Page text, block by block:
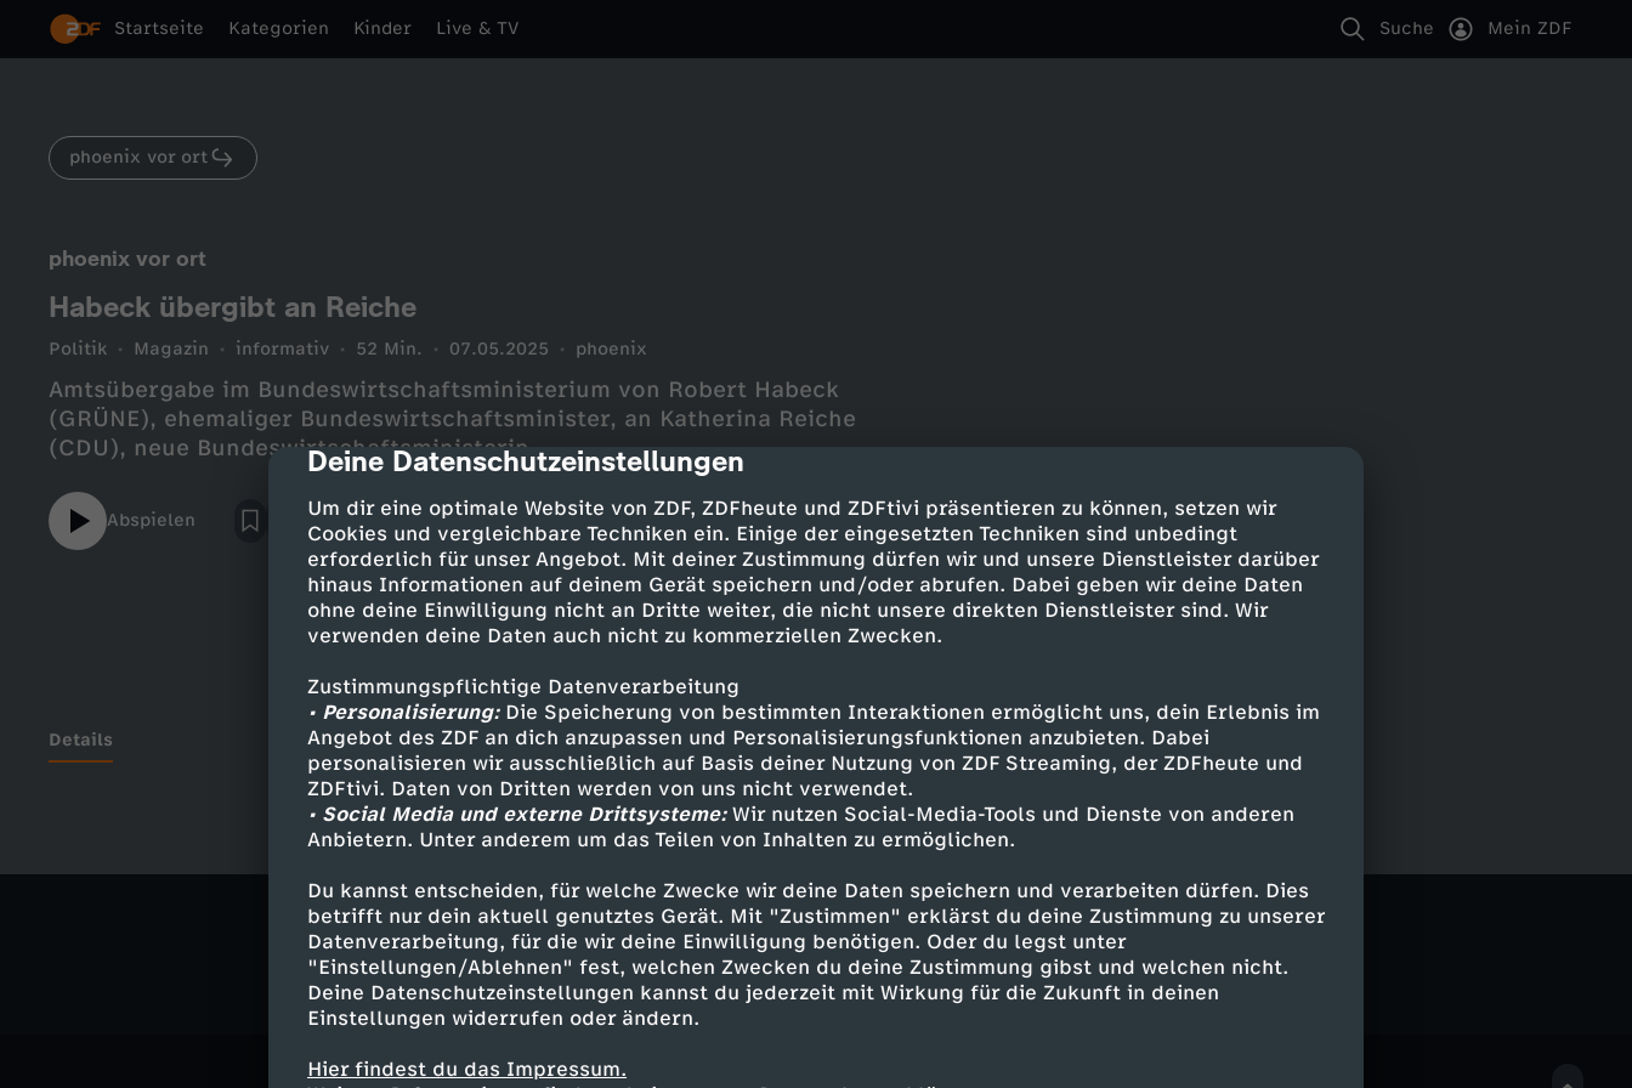
cmp-dialog-description
Deine Datenschutzeinstellungen
Um dir eine optimale Website von ZDF, ZDFheute und ZDFtivi präsentieren zu können, setzen wir
Cookies und vergleichbare Techniken ein. Einige der eingesetzten Techniken sind unbedingt
erforderlich für unser Angebot. Mit deiner Zustimmung dürfen wir und unsere Dienstleister darüber
hinaus Informationen auf deinem Gerät speichern und/oder abrufen. Dabei geben wir deine Daten
ohne deine Einwilligung nicht an Dritte weiter, die nicht unsere direkten Dienstleister sind. Wir
verwenden deine Daten auch nicht zu kommerziellen Zwecken.
Zustimmungspflichtige Datenverarbeitung
• Personalisierung:Die Speicherung von bestimmten Interaktionen ermöglicht uns, dein Erlebnis im
Angebot des ZDF an dich anzupassen und Personalisierungsfunktionen anzubieten. Dabei
personalisieren wir ausschließlich auf Basis deiner Nutzung von ZDF Streaming, der ZDFheute und
ZDFtivi. Daten von Dritten werden von uns nicht verwendet.
• Social Media und externe Drittsysteme:Wir nutzen Social-Media-Tools und Dienste von anderen
Anbietern. Unter anderem um das Teilen von Inhalten zu ermöglichen.
Du kannst entscheiden, für welche Zwecke wir deine Daten speichern und verarbeiten dürfen. Dies
betrifft nur dein aktuell genutztes Gerät. Mit "Zustimmen" erklärst du deine Zustimmung zu unserer
Datenverarbeitung, für die wir deine Einwilligung benötigen. Oder du legst unter
"Einstellungen/Ablehnen" fest, welchen Zwecken du deine Zustimmung gibst und welchen nicht.
Deine Datenschutzeinstellungen kannst du jederzeit mit Wirkung für die Zukunft in deinen
Einstellungen widerrufen oder ändern.
Hier findest du das Impressum.
Startseite Kategorien Kinder Live & TV Suche Mein ZDF
phoenix vor ort
phoenix vor ort
Habeck übergibt an Reiche
Politik Magazin informativ 52 Min. 07.05.2025 phoenix
Amtsübergabe im Bundeswirtschaftsministerium von Robert Habeck
(GRÜNE), ehemaliger Bundeswirtschaftsminister, an Katherina Reiche
(CDU), neue Bundeswirtschaftsministerin.
Abspielen
Details
Ähnliche Inhalte entdecken
Politik Magazin informativ phoenix vor ort